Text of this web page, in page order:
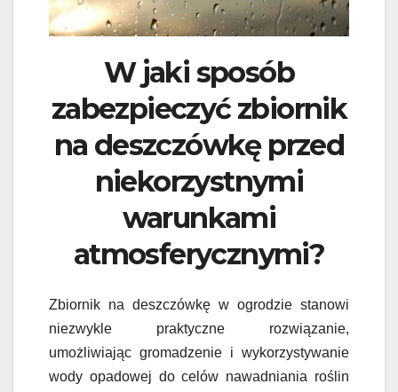
W jaki sposób
zabezpieczyć zbiornik
na deszczówkę przed
niekorzystnymi
warunkami
atmosferycznymi?
Zbiornik na deszczówkę w ogrodzie stanowi
niezwykle praktyczne rozwiązanie,
umożliwiając gromadzenie i wykorzystywanie
wody opadowej do celów nawadniania roślin